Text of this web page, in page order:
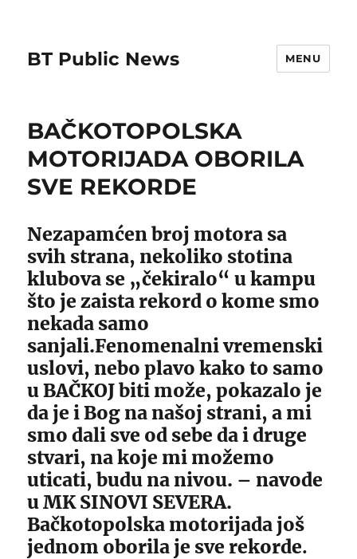
BT Public News MENU
BAČKOTOPOLSKA
MOTORIJADA OBORILA
SVE REKORDE
Nezapamćen broj motora sa
svih strana, nekoliko stotina
klubova se „čekiralo“ u kampu
što je zaista rekord o kome smo
nekada samo
sanjali.Fenomenalni vremenski
uslovi, nebo plavo kako to samo
u BAČKOJ biti može, pokazalo je
da je i Bog na našoj strani, a mi
smo dali sve od sebe da i druge
stvari, na koje mi možemo
uticati, budu na nivou. – navode
u MK SINOVI SEVERA.
Bačkotopolska motorijada još
jednom oborila je sve rekorde.